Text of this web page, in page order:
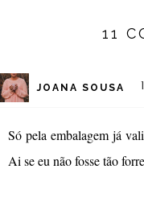
11
JOANA SOUSA
Só pela embalagem já
Ai se eu não fosse tão